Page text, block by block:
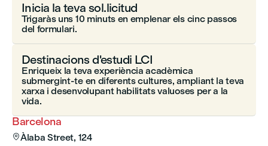
Barcelona
Àlaba Street, 124
Inicia la teva sol.licitud
Trigaràs uns 10 minuts en emplenar els cinc passos
del formulari.
Destinacions d'estudi LCI
Enriqueix la teva experiència acadèmica
submergint-te en diferents cultures, ampliant la teva
xarxa i desenvolupant habilitats valuoses per a la
vida.